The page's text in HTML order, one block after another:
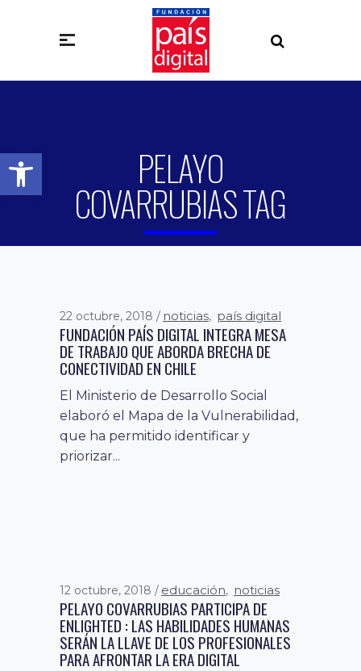
Abrir barra de herramientasPELAYO
COVARRUBIAS TAG
22 octubre, 2018 noticias, país digital
FUNDACIÓN PAÍS DIGITAL INTEGRA MESA
DE TRABAJO QUE ABORDA BRECHA DE
CONECTIVIDAD EN CHILE
El Ministerio de Desarrollo Social
elaboró el Mapa de la Vulnerabilidad,
que ha permitido identificar y
priorizar...
12 octubre, 2018 educación, noticias
PELAYO COVARRUBIAS PARTICIPA DE
ENLIGHTED : LAS HABILIDADES HUMANAS
SERÁN LA LLAVE DE LOS PROFESIONALES
PARA AFRONTAR LA ERA DIGITAL